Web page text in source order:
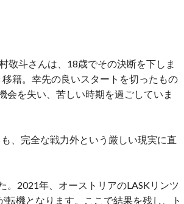
敬斗さんは、18歳でその決断を下しま
籍。 幸先の良いスタートを切ったもの
会を失い、苦しい時期を過ごしていま
、完全な戦力外という厳しい現実に直
。2021年、オーストリアのLASKリンツ
機となります。
ここで結果を残し、ト